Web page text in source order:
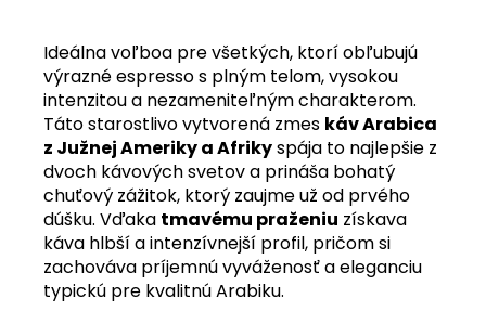
Ideálna voľboa pre všetkých, ktorí obľubujú
výrazné espresso s plným telom, vysokou
intenzitou a nezameniteľným charakterom.
Táto starostlivo vytvorená zmes káv Arabica
z Južnej Ameriky a Afrikyspája to najlepšie z
dvoch kávových svetov a prináša bohatý
chuťový zážitok, ktorý zaujme už od prvého
dúšku. Vďaka tmavému praženiu získava
káva hlbší a intenzívnejší profil, pričom si
zachováva príjemnú vyváženosť a eleganciu
typickú pre kvalitnú Arabiku.